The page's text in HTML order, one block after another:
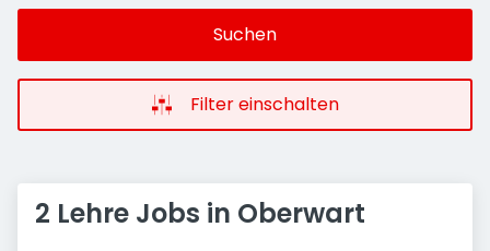
Suchen
Filter einschalten
2 Lehre Jobs in Oberwart